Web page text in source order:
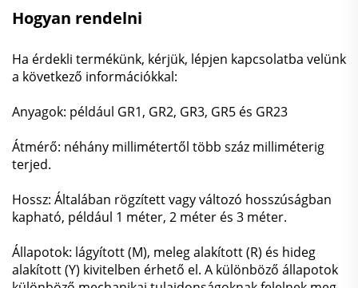
Hogyan rendelni
Ha érdekli termékünk, kérjük, lépjen kapcsolatba velünk
a következő információkkal:
Anyagok: például GR1, GR2, GR3, GR5 és GR23
Átmérő: néhány millimétertől több száz milliméterig
terjed.
Hossz: Általában rögzített vagy változó hosszúságban
kapható, például 1 méter, 2 méter és 3 méter.
Állapotok: lágyított (M), meleg alakított (R) és hideg
alakított (Y) kivitelben érhető el. A különböző állapotok